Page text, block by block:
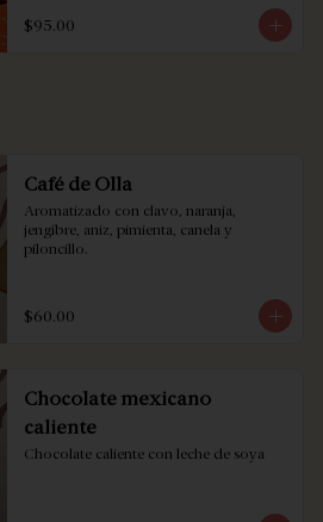
$95.00
Café de Olla
Aromatizado con clavo, naranja,
jengibre, aniz, pimienta, canela y
piloncillo.
$60.00
Chocolate mexicano
caliente
Chocolate caliente con leche de soya